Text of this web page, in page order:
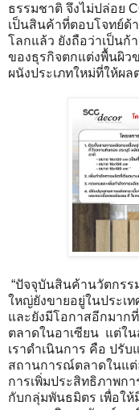
ธรรมชาติ จึงไม่ปล่อย
เป็นสินค้าที่ตอบโจทย์ด้
โลกแล้ว ยังถือว่าเป็น
ของธุรกิจตกแต่งพื้นผิว
ผนังประเภทใหม่ที่ให้ผ
“ปัจจุบันสินค้านวัตกร
ใหญ่ยังขายอยู่ในประเท
และยังมีโอกาสอีกมาก
ตลาดในอาเซียน แต่ใ
เราดำเนินการ คือ ปรั
สถานการณ์ตลาดในแต่
การเพิ่มประสิทธิภาพก
กับกลุ่มพันธมิตร เพื่อใ